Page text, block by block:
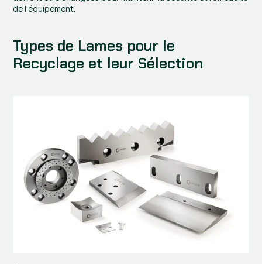
de l'équipement.
Types de Lames pour le
Recyclage et leur Sélection